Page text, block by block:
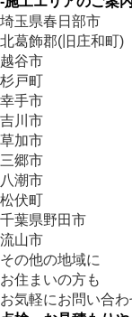
埼玉県春日部市
北葛飾郡(旧庄和町)
越谷市
杉戸町
幸手市
吉川市
草加市
三郷市
八潮市
松伏町
千葉県野田市
流山市
その他の地域に
お住まいの方も
お気軽にお問い合わ